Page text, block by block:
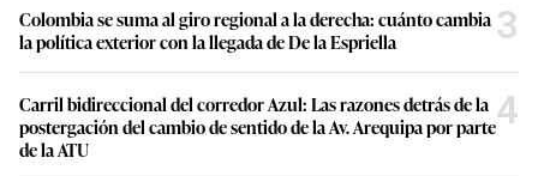
Colombia se suma al giro regional a la derecha: cuánto cambia
la política exterior con la llegada de De la Espriella
3
Carril bidireccional del corredor Azul: Las razones detrás de la
postergación del cambio de sentido de la Av. Arequipa por parte
de la ATU
4